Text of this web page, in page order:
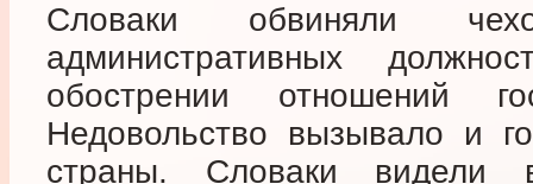
Словаки обвиняли
административных
обострении отношений
Недовольство вызывало и
страны. Словаки видели